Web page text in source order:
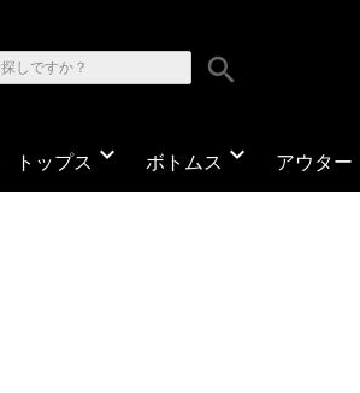
search
トップス expand_more ボトムス expand_more アウター